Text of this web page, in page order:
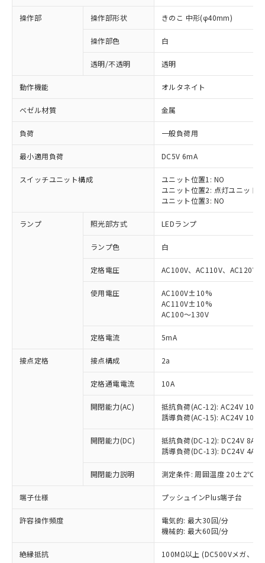
操作部 操作部形状 きのこ 中形(φ40mm)
操作部色 白
透明/不透明 透明
動作機能 オルタネイト
ベゼル材質 金属
負荷 一般負荷用
最小適用負荷 DC5V 6mA
スイッチユニット構成
ユニット位置1: NO
ユニット位置2: 点灯ユニット
ユニット位置3: NO
ランプ 照光部方式 LEDランプ
ランプ色 白
定格電圧 AC100V、AC110V、AC120V
使用電圧
AC100V±10%
AC110V±10%
AC100～130V
定格電流 5mA
接点定格 接点構成 2a
定格通電電流 10A
開閉能力(AC)
抵抗負荷(AC-12): AC24V 10A/
誘導負荷(AC-15): AC24V
開閉能力(DC)
抵抗負荷(DC-12): DC24V 8A/
誘導負荷(DC-13): DC24V 4A/
開閉能力説明 測定条件: 周囲温度 20±2℃、
端子仕様 プッシュインPlus端子台
許容操作頻度
電気的: 最大30回/分
機械的: 最大60回/分
絶縁抵抗 100MΩ以上 (DC500Vメガ、点
ご利用条件
以下の条件をお読みいただき、同意のうえ
ご利用ください。
商品の当社在庫状況および標準価格
(税抜)を提供させていただくもので
当社制御機器事業取扱商品の中には、
本サービスの対象外となる商品もある
ことをご了承ください。
在庫状況および標準価格照会結果は、
記載している更新日時点での社内デー
タに基づき作成されるものであり、閲
覧された時点での実際の在庫および標
※1 対応状況
対応済み：EU RoHS指令（10物質）の
非含有に対応した製品が提供可能な商品で
対応予定：EU RoHS指令（10物質）の非含
有に対応した製品に切り替える予定のある
対応予定なし：EU RoHS指令（10物質）の
非含有に非対応の商品で、対応品を出す予
調査・確認中：EU RoHS指令（10物質）の
非含有の対応状況を調査中または確認中の
非該当品：ライセンス料など無形物で、有
害物質有無と関係のない商品です。
仕入先様の事情により、非含有部品として
いたものが、含有品と判明した場合などや
むを得ず変更することがあります。
ミウム(Cd) 100ppm以下、
※1 中国RoHS○×表
「○」：最大均質材料含有率が中国RoHSの
基準値以下であることを示します。
「×」：最大均質材料含有率が中国RoHSの
基準値を超えていることを示します。
「－」：未確認です。当社販売部門へお問
い合わせください。
*中国RoHS10物質の基準値 (GB/T26572)：
Pb(鉛) :1000ppm、 Hg(水銀) : 1000ppm、 Cd(カドミウ
当社は、これら貴社製品のうち、外国
為替および外国貿易法に定める商品
（以下｢規制貨物等」という）を輸出
または国外への提供する場合は、日本
国政府の輸出許可(または役務取引許